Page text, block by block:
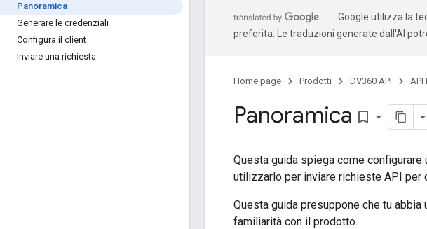
Panoramica
Generare le credenziali
Configura il client
Inviare una richiesta
Google utilizza la
preferita. Le traduzioni generate dall'AI
Home page Prodotti DV360 API API
Panoramica bookmark_border
Questa guida spiega come
utilizzarlo per inviare richieste API per
Questa guida presuppone che tu
familiarità con il prodotto.